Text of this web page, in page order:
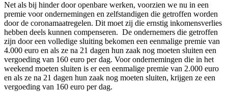
Net als bij hinder door openbare werken, voorzien we nu in een
premie voor ondernemingen en zelfstandigen die getroffen worden
door de coronamaatregelen. Dit moet zij die ernstig inkomensverlies
hebben deels kunnen compenseren. De ondernemers die getroffen
zijn door een volledige sluiting bekomen een eenmalige premie van
4.000 euro en als ze na 21 dagen hun zaak nog moeten sluiten een
vergoeding van 160 euro per dag. Voor ondernemingen die in het
weekend moeten sluiten is er een eenmalige premie van 2.000 euro
en als ze na 21 dagen hun zaak nog moeten sluiten, krijgen ze een
vergoeding van 160 euro per dag.